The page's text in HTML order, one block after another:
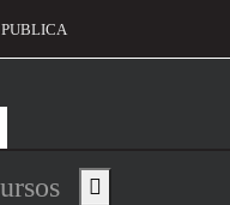
d'usuari
PUBLICA
de
Show main menu